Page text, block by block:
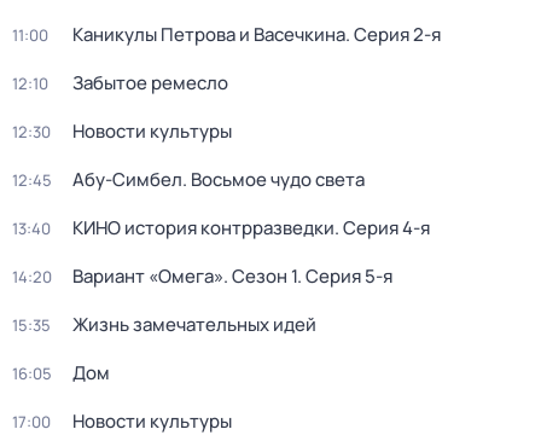
11:00 Каникулы Петрова и Васечкина. Серия 2-я
12:10 Забытое ремесло
12:30 Новости культуры
12:45 Абу-Симбел. Восьмое чудо света
13:40 КИНО история контрразведки. Серия 4-я
14:20 Вариант «Омега». Сезон 1. Серия 5-я
15:35 Жизнь замечательных идей
16:05 Дом
17:00 Новости культуры